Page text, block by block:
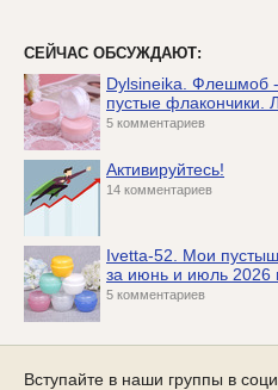
СЕЙЧАС ОБСУЖДАЮТ:
Dylsineika. Флешмоб -
пустые флакончики.
5 комментариев
Активируйтесь!
14 комментариев
Ivetta-52. Мои
за июнь и июль 2026
5 комментариев
Вступайте в наши группы в